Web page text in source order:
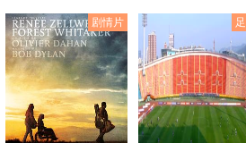
阳
剧情片